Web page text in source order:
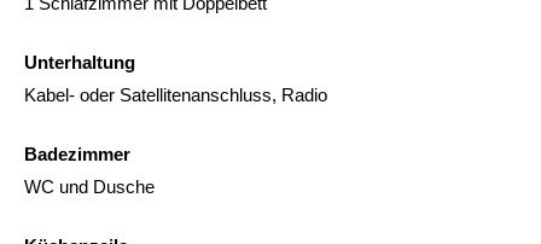
Unterhaltung
Kabel- oder Satellitenanschluss, Radio
Badezimmer
WC und Dusche